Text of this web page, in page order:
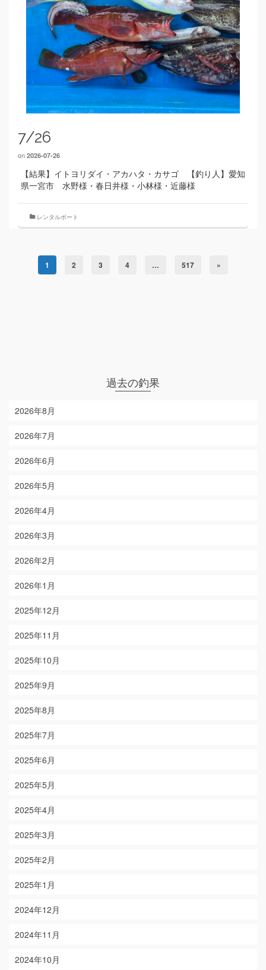
7/26
on 2026-07-26
【結果】イトヨリダイ・アカハタ・カサゴ 【釣り人】愛知
県一宮市 水野様・春日井様・小林様・近藤様
レンタルボート
1 2 3 4 … 517 »
過去の釣果
2026年8月
2026年7月
2026年6月
2026年5月
2026年4月
2026年3月
2026年2月
2026年1月
2025年12月
2025年11月
2025年10月
2025年9月
2025年8月
2025年7月
2025年6月
2025年5月
2025年4月
2025年3月
2025年2月
2025年1月
2024年12月
2024年11月
2024年10月